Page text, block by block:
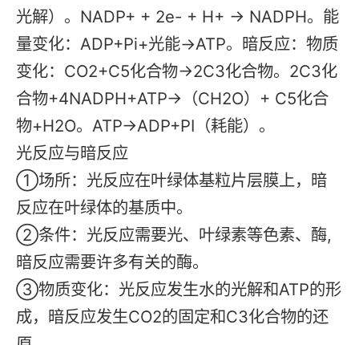
光解）。NADP+ + 2e- + H+ → NADPH。能
量变化：ADP+Pi+光能→ATP。暗反应：物质
变化：CO2+C5化合物→2C3化合物。2C3化
合物+4NADPH+ATP→（CH2O）+ C5化合
物+H2O。ATP→ADP+PI（耗能）。
光反应与暗反应
①场所：光反应在叶绿体基粒片层膜上，暗
反应在叶绿体的基质中。
②条件：光反应需要光、叶绿素等色素、酶,
暗反应需要许多有关的酶。
③物质变化：光反应发生水的光解和ATP的形
成，暗反应发生CO2的固定和C3化合物的还